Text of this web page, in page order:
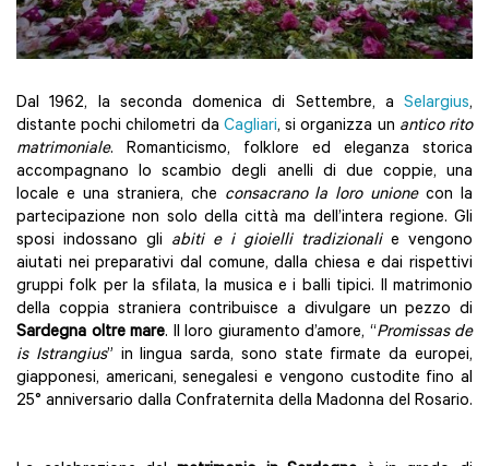
Dal 1962, la seconda domenica di Settembre, a Selargius,
distante pochi chilometri da Cagliari, si organizza un antico rito
matrimoniale. Romanticismo, folklore ed eleganza storica
accompagnano lo scambio degli anelli di due coppie, una
locale e una straniera, che consacrano la loro unionecon la
partecipazione non solo della città ma dell’intera regione. Gli
sposi indossano gli abiti e i gioielli tradizionalie vengono
aiutati nei preparativi dal comune, dalla chiesa e dai rispettivi
gruppi folk per la sfilata, la musica e i balli tipici. Il matrimonio
della coppia straniera contribuisce a divulgare un pezzo di
Sardegna oltre mare. Il loro giuramento d’amore, “Promissas de
is Istrangius” in lingua sarda, sono state firmate da europei,
giapponesi, americani, senegalesi e vengono custodite fino al
25° anniversario dalla Confraternita della Madonna del Rosario.